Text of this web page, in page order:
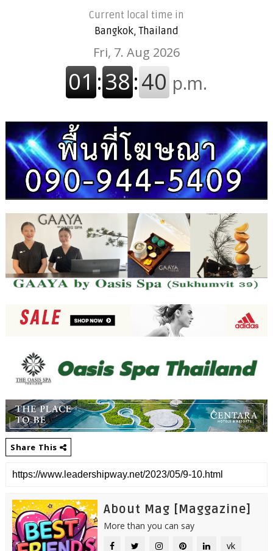
Current local time in
Bangkok, Thailand
Share This
About Mag [Maggazine]
More than you can say
vk